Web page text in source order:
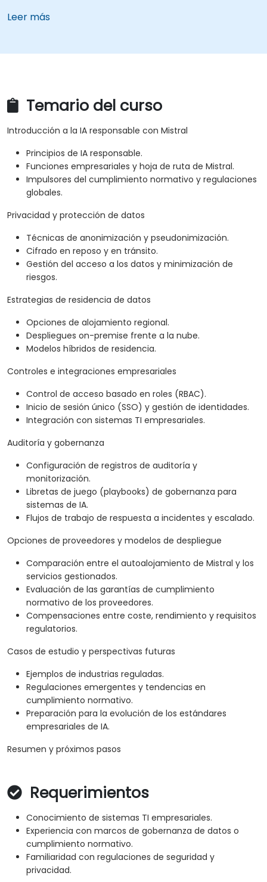
Leer más
Temario del curso
Introducción a la IA responsable con Mistral
Principios de IA responsable.
Funciones empresariales y hoja de ruta de Mistral.
Impulsores del cumplimiento normativo y regulaciones
globales.
Privacidad y protección de datos
Técnicas de anonimización y pseudonimización.
Cifrado en reposo y en tránsito.
Gestión del acceso a los datos y minimización de
riesgos.
Estrategias de residencia de datos
Opciones de alojamiento regional.
Despliegues on-premise frente a la nube.
Modelos híbridos de residencia.
Controles e integraciones empresariales
Control de acceso basado en roles (RBAC).
Inicio de sesión único (SSO) y gestión de identidades.
Integración con sistemas TI empresariales.
Auditoría y gobernanza
Configuración de registros de auditoría y
monitorización.
Libretas de juego (playbooks) de gobernanza para
sistemas de IA.
Flujos de trabajo de respuesta a incidentes y escalado.
Opciones de proveedores y modelos de despliegue
Comparación entre el autoalojamiento de Mistral y los
servicios gestionados.
Evaluación de las garantías de cumplimiento
normativo de los proveedores.
Compensaciones entre coste, rendimiento y requisitos
regulatorios.
Casos de estudio y perspectivas futuras
Ejemplos de industrias reguladas.
Regulaciones emergentes y tendencias en
cumplimiento normativo.
Preparación para la evolución de los estándares
empresariales de IA.
Resumen y próximos pasos
Requerimientos
Conocimiento de sistemas TI empresariales.
Experiencia con marcos de gobernanza de datos o
cumplimiento normativo.
Familiaridad con regulaciones de seguridad y
privacidad.